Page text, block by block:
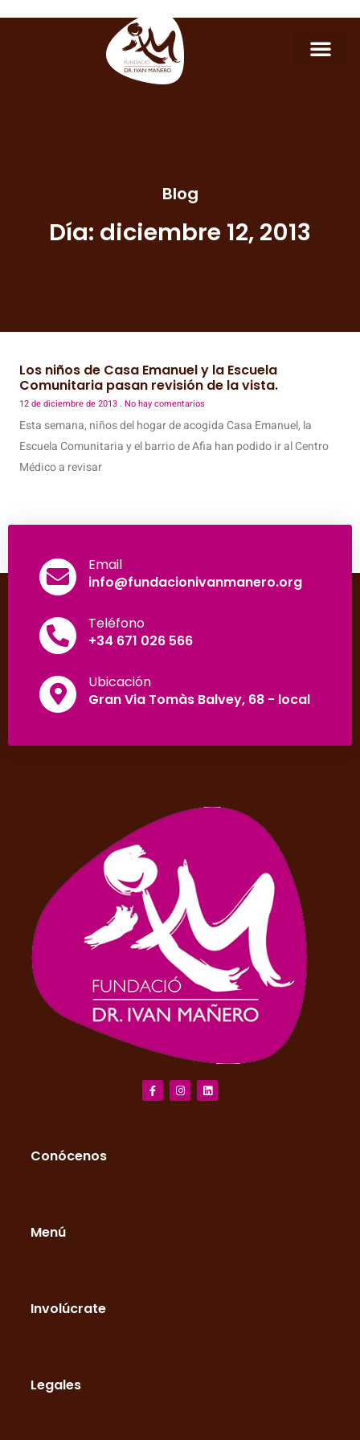
Blog
Día: diciembre 12, 2013
Los niños de Casa Emanuel y la Escuela
Comunitaria pasan revisión de la vista.
12 de diciembre de 2013 No hay comentarios
Esta semana, niños del hogar de acogida Casa Emanuel, la
Escuela Comunitaria y el barrio de Afia han podido ir al Centro
Médico a revisar
Email
info@fundacionivanmanero.org
Teléfono
+34 671 026 566
Ubicación
Gran Via Tomàs Balvey, 68 - local
Conócenos
Menú
Involúcrate
Legales